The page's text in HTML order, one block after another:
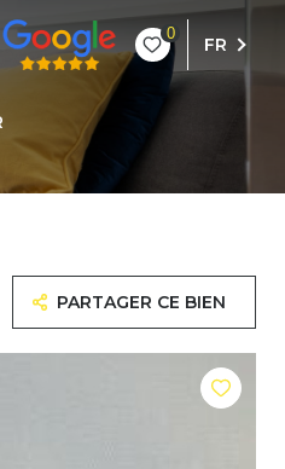
0
FR
PARTAGER CE BIEN